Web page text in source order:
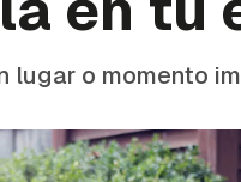
o momento